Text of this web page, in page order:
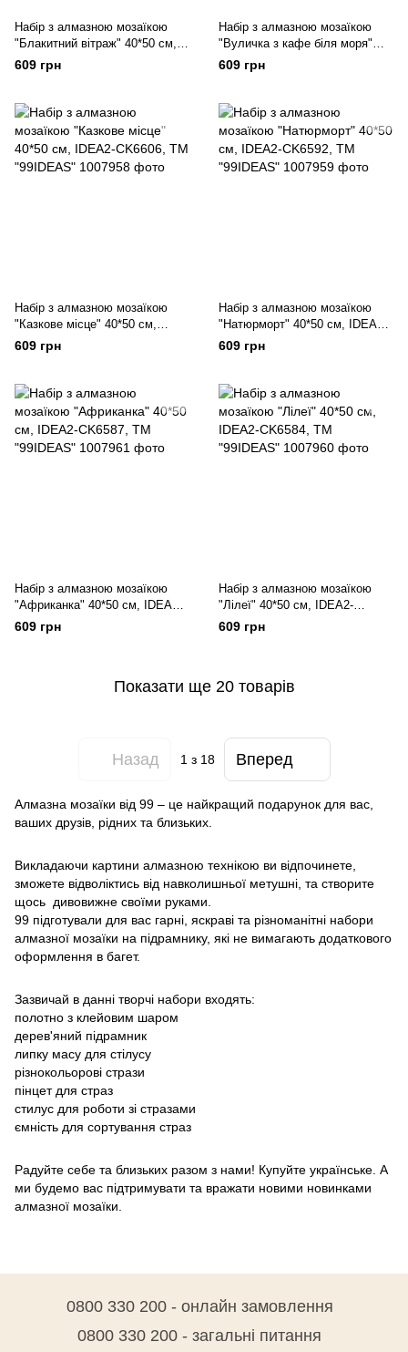
Набір з алмазною мозаїкою
"Блакитний вітраж" 40*50 см,
IDEA2-CK6524, ТМ "99IDEAS"
609 грн
Набір з алмазною мозаїкою
"Вуличка з кафе біля моря"
40*50 см, IDEA2-CK6396, ТМ
"99IDEAS"
609 грн
Набір з алмазною мозаїкою
"Казкове місце" 40*50 см,
IDEA2-CK6606, ТМ "99IDEAS"
609 грн
Набір з алмазною мозаїкою
"Натюрморт" 40*50 см, IDEA2-
CK6592, ТМ "99IDEAS"
609 грн
Набір з алмазною мозаїкою
"Африканка" 40*50 см, IDEA2-
CK6587, ТМ "99IDEAS"
609 грн
Набір з алмазною мозаїкою
"Лілеї" 40*50 см, IDEA2-
CK6584, ТМ "99IDEAS"
609 грн
Показати ще 20 товарів
Назад 1 з 18 Вперед
Алмазна мозаїки від 99 – це найкращий подарунок для вас,
ваших друзів, рідних та близьких.
Викладаючи картини алмазною технікою ви відпочинете,
зможете відволіктись від навколишньої метушні, та створите
щось дивовижне своїми руками.
99 підготували для вас гарні, яскраві та різноманітні набори
алмазної мозаїки на підрамнику, які не вимагають додаткового
оформлення в багет.
Зазвичай в данні творчі набори входять:
полотно з клейовим шаром
дерев'яний підрамник
липку масу для стілусу
різнокольорові стрази
пінцет для страз
стилус для роботи зі стразами
ємність для сортування страз
Радуйте себе та близьких разом з нами! Купуйте українське. А
ми будемо вас підтримувати та вражати новими новинками
алмазної мозаїки.
0800 330 200 - онлайн замовлення
0800 330 200 - загальні питання